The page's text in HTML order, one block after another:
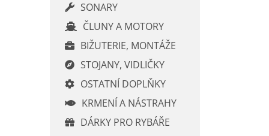
SONARY
ČLUNY A MOTORY
BIŽUTERIE, MONTÁŽE
STOJANY, VIDLIČKY
OSTATNÍ DOPLŇKY
KRMENÍ A NÁSTRAHY
DÁRKY PRO RYBÁŘE